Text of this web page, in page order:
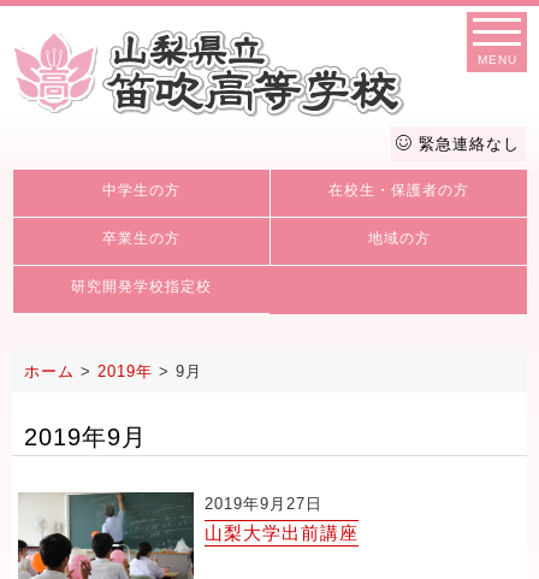
MENU
緊急連絡なし
中学生の方 在校生・保護者の方
卒業生の方 地域の方
研究開発学校指定校
ホーム > 2019年 > 9月
2019年9月
2019年9月27日
山梨大学出前講座